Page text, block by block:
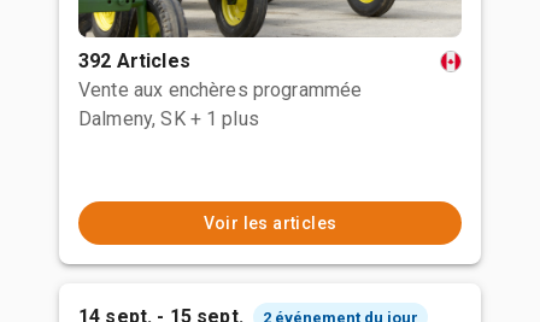
392 Articles
Vente aux enchères programmée
Dalmeny, SK + 1 plus
Voir les articles
14 sept. - 15 sept. 2 événement du jour